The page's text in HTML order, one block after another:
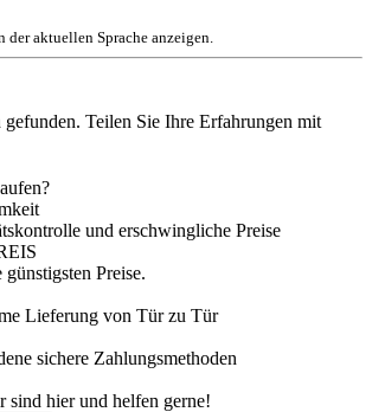
der aktuellen Sprache anzeigen.
Teilen Sie Ihre Erfahrungen mit
und erschwingliche Preise
Preise.
Lieferung von Tür zu Tür
sichere Zahlungsmethoden
sind hier und helfen gerne!